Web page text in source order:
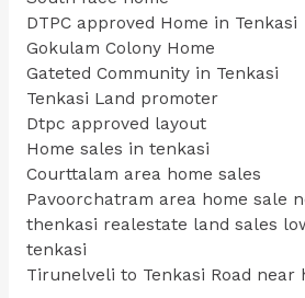
DTPC approved Home in Tenkasi
Gokulam Colony Home
Gateted Community in Tenkasi
Tenkasi Land promoter
Dtpc approved layout
Home sales in tenkasi
Courttalam area home sales
Pavoorchatram area home sale
thenkasi realestate land sales
tenkasi
Tirunelveli to Tenkasi Road near